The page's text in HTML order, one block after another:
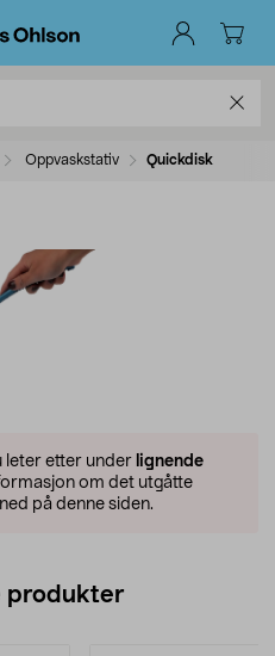
Oppvaskstativ Quickdisk
leter etter under lignende
om det utgåtte
på denne siden.
produkter